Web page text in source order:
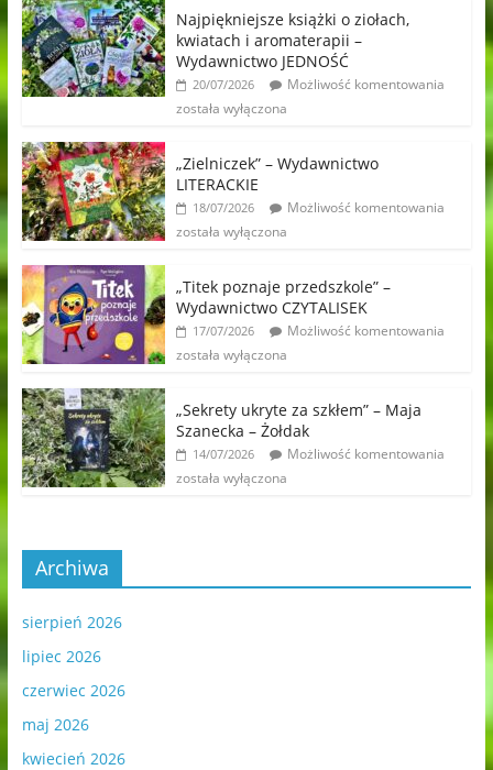
Najpiękniejsze książki o ziołach,
kwiatach i aromaterapii –
Wydawnictwo JEDNOŚĆ
20/07/2026
Możliwość komentowania
została wyłączona
„Zielniczek” – Wydawnictwo
LITERACKIE
18/07/2026
Możliwość komentowania
została wyłączona
„Titek poznaje przedszkole” –
Wydawnictwo CZYTALISEK
17/07/2026
Możliwość komentowania
została wyłączona
„Sekrety ukryte za szkłem” – Maja
Szanecka – Żołdak
14/07/2026
Możliwość komentowania
została wyłączona
Archiwa
sierpień 2026
lipiec 2026
czerwiec 2026
maj 2026
kwiecień 2026